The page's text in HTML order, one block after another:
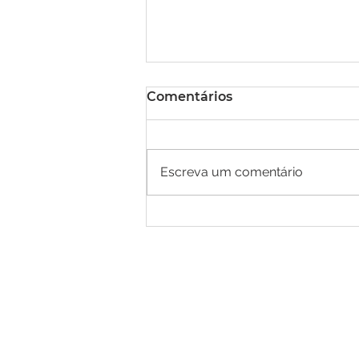
Comentários
Escreva um comentário